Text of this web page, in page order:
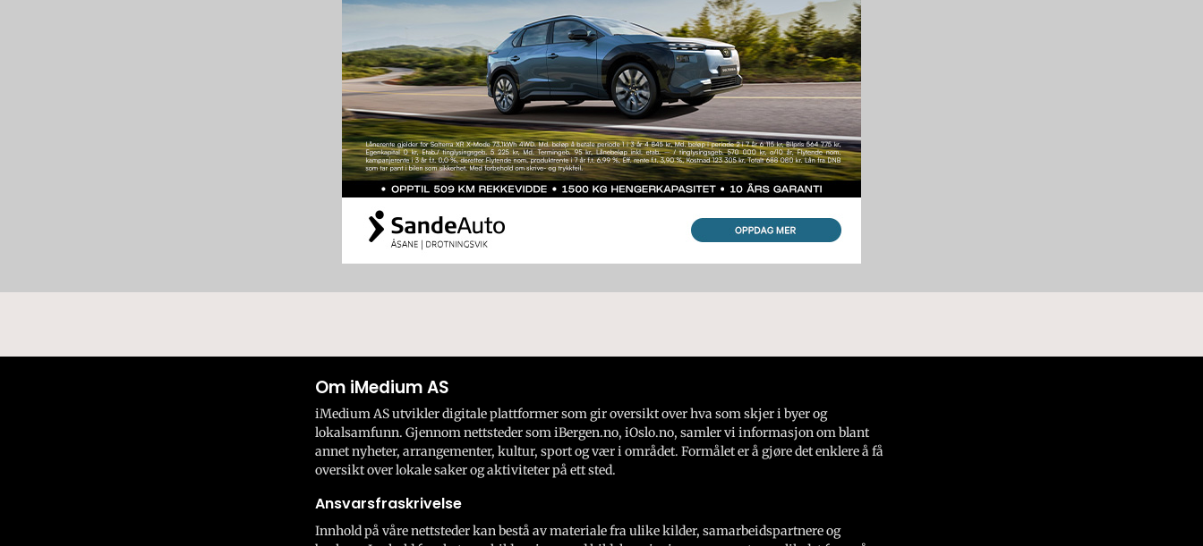
Om iMedium AS
iMedium AS utvikler digitale plattformer som gir oversikt over hva som skjer i byer og
lokalsamfunn. Gjennom nettsteder som iBergen.no, iOslo.no, samler vi informasjon om blant
annet nyheter, arrangementer, kultur, sport og vær i området. Formålet er å gjøre det enklere å få
oversikt over lokale saker og aktiviteter på ett sted.
Ansvarsfraskrivelse
Innhold på våre nettsteder kan bestå av materiale fra ulike kilder, samarbeidspartnere og